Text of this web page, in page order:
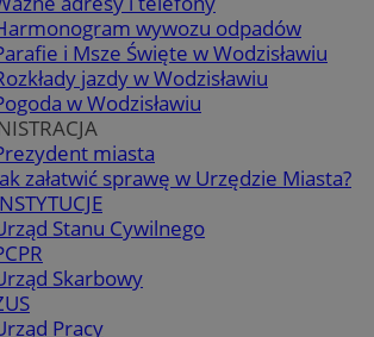
wywozu odpadów
i Msze Święte w Wodzisławiu
jazdy w Wodzisławiu
w Wodzisławiu
miasta
załatwić sprawę w Urzędzie Miasta?
Stanu Cywilnego
Skarbowy
Pracy